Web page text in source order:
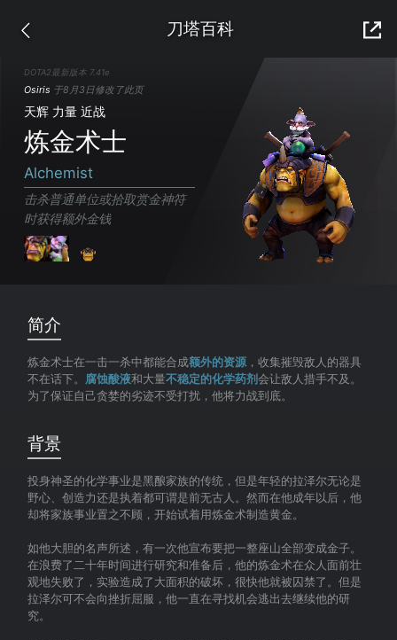
刀塔百科
DOTA2最新版本 7.41e
Osiris 于8月3日修改了此页
天辉 力量 近战
炼金术士
Alchemist
击杀普通单位或拾取赏金神符
时获得额外金钱
简介
炼金术士在一击一杀中都能合成额外的资源 ，收集摧毁敌人的器具
不在话下。 腐蚀酸液和大量不稳定的化学药剂会让敌人措手不及。
为了保证自己贪婪的劣迹不受打扰，他将力战到底。
背景
投身神圣的化学事业是黑酿家族的传统，但是年轻的拉泽尔无论是
野心、创造力还是执着都可谓是前无古人。然而在他成年以后，他
却将家族事业置之不顾，开始试着用炼金术制造黄金。
如他大胆的名声所述，有一次他宣布要把一整座山全部变成金子。
在浪费了二十年时间进行研究和准备后，他的炼金术在众人面前壮
观地失败了，实验造成了大面积的破坏，很快他就被囚禁了。但是
拉泽尔可不会向挫折屈服，他一直在寻找机会逃出去继续他的研
究。